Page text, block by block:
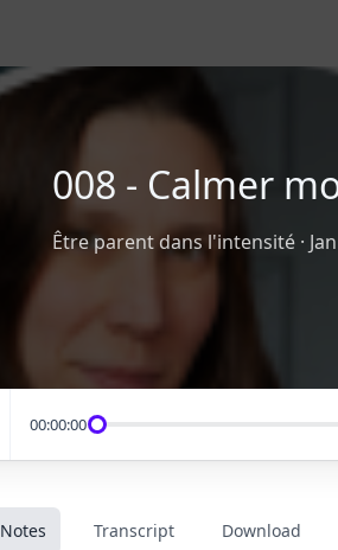
008 - Calmer
Être parent dans l'intensité ·
00:00:00
Notes Transcript Download